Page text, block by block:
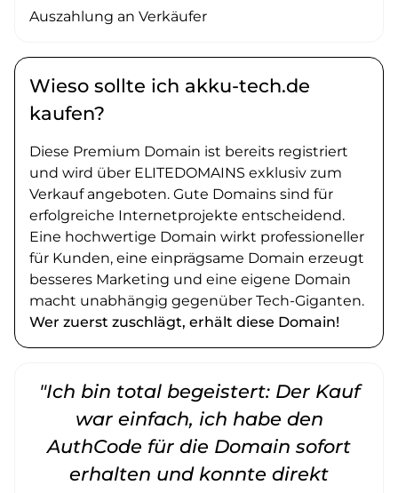
Auszahlung an Verkäufer
Wieso sollte ich akku-tech.de
kaufen?
Diese Premium Domain ist bereits registriert
und wird über ELITEDOMAINS exklusiv zum
Verkauf angeboten. Gute Domains sind für
erfolgreiche Internetprojekte entscheidend.
Eine hochwertige Domain wirkt professioneller
für Kunden, eine einprägsame Domain erzeugt
besseres Marketing und eine eigene Domain
macht unabhängig gegenüber Tech-Giganten.
Wer zuerst zuschlägt, erhält diese Domain!
"Ich bin total begeistert: Der Kauf
war einfach, ich habe den
AuthCode für die Domain sofort
erhalten und konnte direkt